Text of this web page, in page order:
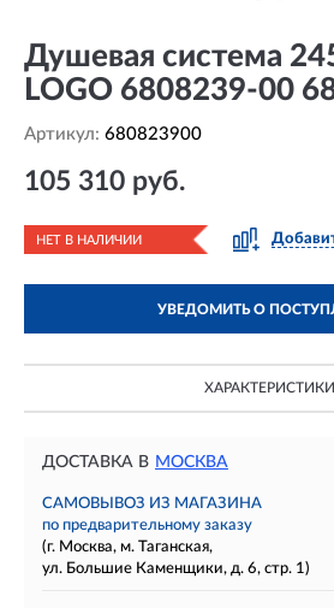
Душевая система
LOGO 6808239-00
Артикул: 680823900
105 310 руб.
НЕТ В НАЛИЧИИ
УВЕДОМИТЬ О
ХАРАКТЕРИСТИКИ
ДОСТАВКА В МОСКВА
САМОВЫВОЗ ИЗ МАГАЗИНА
по предварительному заказу
(г. Москва, м. Таганская,
ул. Большие Каменщики, д. 6, стр. 1)